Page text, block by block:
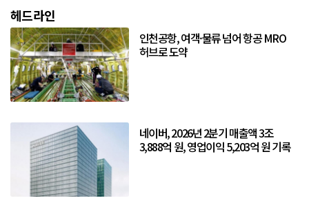
헤드라인
인천공항, 여객·물류 넘어 항공 MRO
허브로 도약
네이버, 2026년 2분기 매출액 3조
3,888억 원, 영업이익 5,203억 원 기록